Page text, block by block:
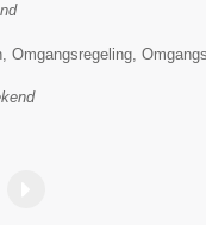
Omgangsregeling,